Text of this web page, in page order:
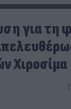
για τη
Χιροσίμα